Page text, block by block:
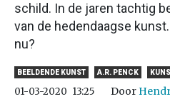
schild. In de jaren tachtig
van de hedendaagse
nu?
BEELDENDE KUNST A.R. PENCK
01-03-2020 13:25 Door